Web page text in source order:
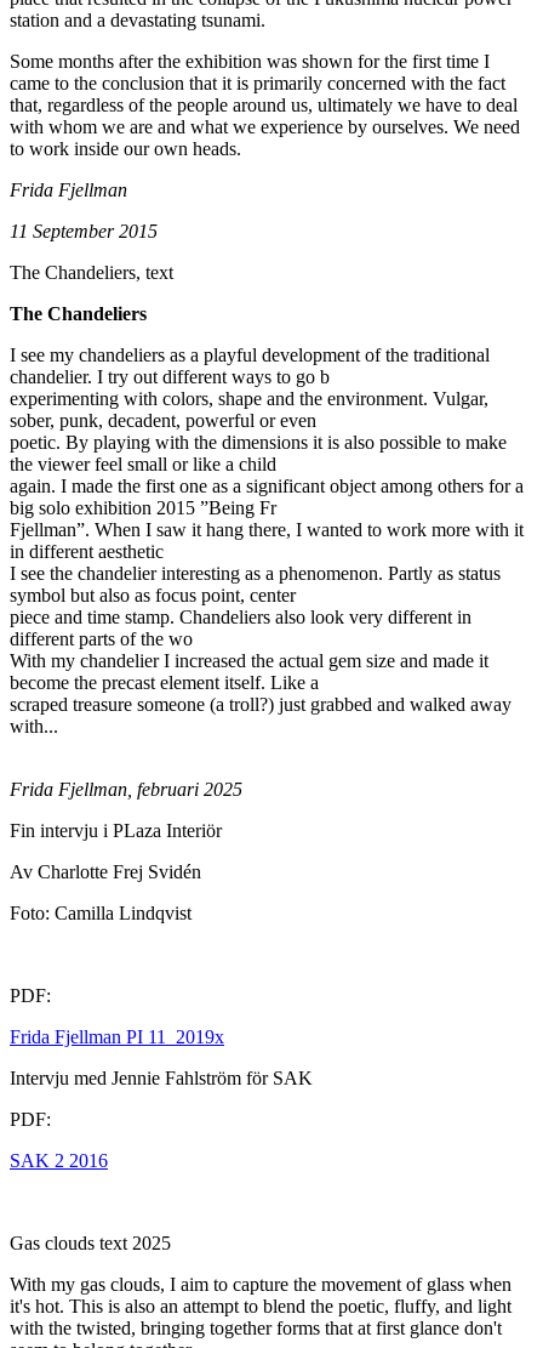
station and a devastating tsunami.
Some months after the exhibition was shown for the first time I
came to the conclusion that it is primarily concerned with the fact
that, regardless of the people around us, ultimately we have to deal
with whom we are and what we experience by ourselves. We need
to work inside our own heads.
Frida Fjellman
11 September 2015
The Chandeliers, text
The Chandeliers
I see my chandeliers as a playful development of the traditional
chandelier. I try out different ways to go b
experimenting with colors, shape and the environment. Vulgar,
sober, punk, decadent, powerful or even
poetic. By playing with the dimensions it is also possible to make
the viewer feel small or like a child
again. I made the first one as a significant object among others for a
big solo exhibition 2015 ”Being Fr
Fjellman”. When I saw it hang there, I wanted to work more with it
in different aesthetic
I see the chandelier interesting as a phenomenon. Partly as status
symbol but also as focus point, center
piece and time stamp. Chandeliers also look very different in
different parts of the wo
With my chandelier I increased the actual gem size and made it
become the precast element itself. Like a
scraped treasure someone (a troll?) just grabbed and walked away
with...
Frida Fjellman, februari 2025
Fin intervju i PLaza Interiör
Av Charlotte Frej Svidén
Foto: Camilla Lindqvist
PDF:
Frida Fjellman PI 11_2019x
Intervju med Jennie Fahlström för SAK
PDF:
SAK 2 2016
Gas clouds text 2025
With my gas clouds, I aim to capture the movement of glass when
it's hot. This is also an attempt to blend the poetic, fluffy, and light
with the twisted, bringing together forms that at first glance don't